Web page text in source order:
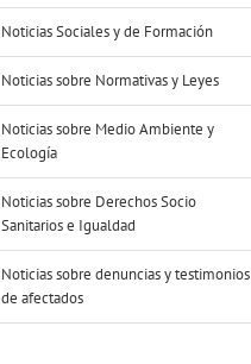
Noticias Sociales y de Formación
Noticias sobre Normativas y Leyes
Noticias sobre Medio Ambiente y
Ecología
Noticias sobre Derechos Socio
Sanitarios e Igualdad
Noticias sobre denuncias y testimonios
de afectados